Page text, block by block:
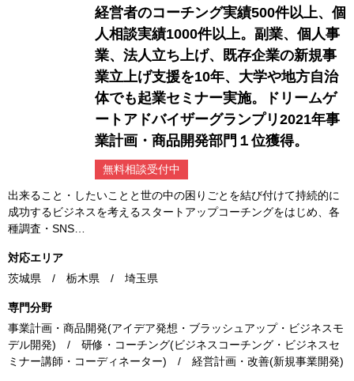
経営者のコーチング実績500件以上、個
人相談実績1000件以上。副業、個人事
業、法人立ち上げ、既存企業の新規事
業立上げ支援を10年、大学や地方自治
体でも起業セミナー実施。ドリームゲ
ートアドバイザーグランプリ2021年事
業計画・商品開発部門１位獲得。
無料相談受付中
出来ること・したいことと世の中の困りごとを結び付けて持続的に
成功するビジネスを考えるスタートアップコーチングをはじめ、各
種調査・SNS…
対応エリア
茨城県 / 栃木県 / 埼玉県
専門分野
事業計画・商品開発(アイデア発想・ブラッシュアップ・ビジネスモ
デル開発) / 研修・コーチング(ビジネスコーチング・ビジネスセ
ミナー講師・コーディネーター) / 経営計画・改善(新規事業開発)